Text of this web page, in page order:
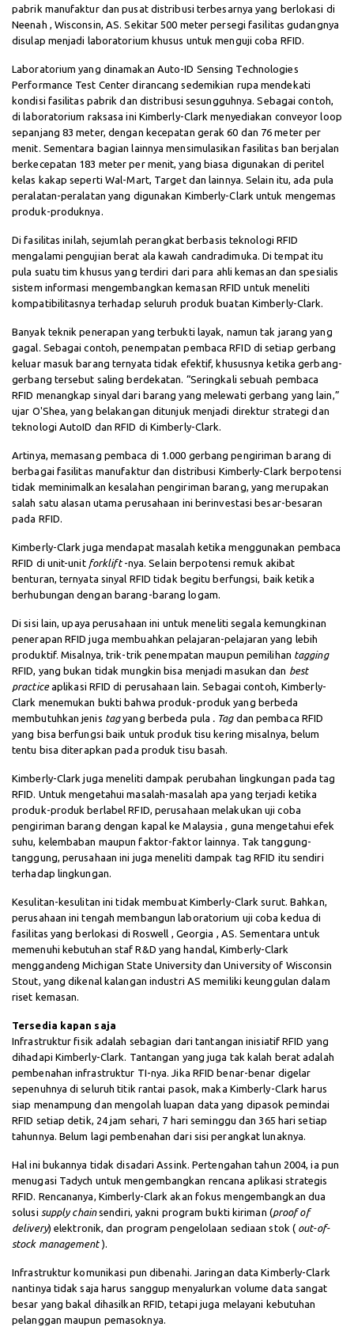
pabrik manufaktur dan pusat distribusi terbesarnya yang berlokasi di
Neenah , Wisconsin, AS. Sekitar 500 meter persegi fasilitas gudangnya
disulap menjadi laboratorium khusus untuk menguji coba RFID.
Laboratorium yang dinamakan Auto-ID Sensing Technologies
Performance Test Center dirancang sedemikian rupa mendekati
kondisi fasilitas pabrik dan distribusi sesungguhnya. Sebagai contoh,
di laboratorium raksasa ini Kimberly-Clark menyediakan conveyor loop
sepanjang 83 meter, dengan kecepatan gerak 60 dan 76 meter per
menit. Sementara bagian lainnya mensimulasikan fasilitas ban berjalan
berkecepatan 183 meter per menit, yang biasa digunakan di peritel
kelas kakap seperti Wal-Mart, Target dan lainnya. Selain itu, ada pula
peralatan-peralatan yang digunakan Kimberly-Clark untuk mengemas
produk-produknya.
Di fasilitas inilah, sejumlah perangkat berbasis teknologi RFID
mengalami pengujian berat ala kawah candradimuka. Di tempat itu
pula suatu tim khusus yang terdiri dari para ahli kemasan dan spesialis
sistem informasi mengembangkan kemasan RFID untuk meneliti
kompatibilitasnya terhadap seluruh produk buatan Kimberly-Clark.
Banyak teknik penerapan yang terbukti layak, namun tak jarang yang
gagal. Sebagai contoh, penempatan pembaca RFID di setiap gerbang
keluar masuk barang ternyata tidak efektif, khususnya ketika gerbang-
gerbang tersebut saling berdekatan. “Seringkali sebuah pembaca
RFID menangkap sinyal dari barang yang melewati gerbang yang lain,”
ujar O'Shea, yang belakangan ditunjuk menjadi direktur strategi dan
teknologi AutoID dan RFID di Kimberly-Clark.
Artinya, memasang pembaca di 1.000 gerbang pengiriman barang di
berbagai fasilitas manufaktur dan distribusi Kimberly-Clark berpotensi
tidak meminimalkan kesalahan pengiriman barang, yang merupakan
salah satu alasan utama perusahaan ini berinvestasi besar-besaran
pada RFID.
Kimberly-Clark juga mendapat masalah ketika menggunakan pembaca
RFID di unit-unit forklift -nya. Selain berpotensi remuk akibat
benturan, ternyata sinyal RFID tidak begitu berfungsi, baik ketika
berhubungan dengan barang-barang logam.
Di sisi lain, upaya perusahaan ini untuk meneliti segala kemungkinan
penerapan RFID juga membuahkan pelajaran-pelajaran yang lebih
produktif. Misalnya, trik-trik penempatan maupun pemilihan tagging
RFID, yang bukan tidak mungkin bisa menjadi masukan dan best
practiceaplikasi RFID di perusahaan lain. Sebagai contoh, Kimberly-
Clark menemukan bukti bahwa produk-produk yang berbeda
membutuhkan jenis tagyang berbeda pula . Tag dan pembaca RFID
yang bisa berfungsi baik untuk produk tisu kering misalnya, belum
tentu bisa diterapkan pada produk tisu basah.
Kimberly-Clark juga meneliti dampak perubahan lingkungan pada tag
RFID. Untuk mengetahui masalah-masalah apa yang terjadi ketika
produk-produk berlabel RFID, perusahaan melakukan uji coba
pengiriman barang dengan kapal ke Malaysia , guna mengetahui efek
suhu, kelembaban maupun faktor-faktor lainnya. Tak tanggung-
tanggung, perusahaan ini juga meneliti dampak tag RFID itu sendiri
terhadap lingkungan.
Kesulitan-kesulitan ini tidak membuat Kimberly-Clark surut. Bahkan,
perusahaan ini tengah membangun laboratorium uji coba kedua di
fasilitas yang berlokasi di Roswell , Georgia , AS. Sementara untuk
memenuhi kebutuhan staf R&D yang handal, Kimberly-Clark
menggandeng Michigan State University dan University of Wisconsin
Stout, yang dikenal kalangan industri AS memiliki keunggulan dalam
riset kemasan.
Tersedia kapan saja
Infrastruktur fisik adalah sebagian dari tantangan inisiatif RFID yang
dihadapi Kimberly-Clark. Tantangan yang juga tak kalah berat adalah
pembenahan infrastruktur TI-nya. Jika RFID benar-benar digelar
sepenuhnya di seluruh titik rantai pasok, maka Kimberly-Clark harus
siap menampung dan mengolah luapan data yang dipasok pemindai
RFID setiap detik, 24 jam sehari, 7 hari seminggu dan 365 hari setiap
tahunnya. Belum lagi pembenahan dari sisi perangkat lunaknya.
Hal ini bukannya tidak disadari Assink. Pertengahan tahun 2004, ia pun
menugasi Tadych untuk mengembangkan rencana aplikasi strategis
RFID. Rencananya, Kimberly-Clark akan fokus mengembangkan dua
solusi supply chainsendiri, yakni program bukti kiriman (proof of
delivery) elektronik, dan program pengelolaan sediaan stok ( out-of-
stock management ).
Infrastruktur komunikasi pun dibenahi. Jaringan data Kimberly-Clark
nantinya tidak saja harus sanggup menyalurkan volume data sangat
besar yang bakal dihasilkan RFID, tetapi juga melayani kebutuhan
pelanggan maupun pemasoknya.